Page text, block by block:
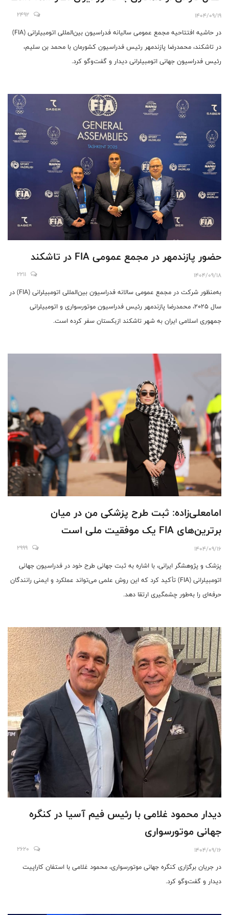
1404/09/19
2492
در حاشیه افتتاحیه مجمع عمومی سالیانه فدراسیون بین‌المللی اتومبیلرانی (FIA)
در تاشکند، محمدرضا پازندمهر رئیس فدراسیون کشورمان با محمد بن سلیم،
رئیس فدراسیون جهانی اتومبیلرانی دیدار و گفت‌وگو کرد.
حضور پازندمهر در مجمع عمومی FIA در تاشکند
1404/09/18
2211
به‌منظور شرکت در مجمع عمومی سالانه فدراسیون بین‌المللی اتومبیلرانی (FIA) در
سال ۲۰۲۵، محمدرضا پازندمهر رئیس فدراسیون موتورسواری و اتومبیلرانی
جمهوری اسلامی ایران به شهر تاشکند ازبکستان سفر کرده است.
امامعلی‌زاده: ثبت طرح پزشکی من در میان
برترین‌های FIA یک موفقیت ملی است
1404/09/16
2999
پزشک‌ و پژوهشگر ایرانی، با اشاره به ثبت جهانی طرح خود در فدراسیون جهانی
اتومبیلرانی (FIA) تأکید کرد که این روش علمی می‌تواند عملکرد و ایمنی رانندگان
حرفه‌ای را به‌طور چشمگیری ارتقا دهد.
دیدار محمود غلامی با رئیس فیم آسیا در کنگره
جهانی موتورسواری
1404/09/16
2620
در جریان برگزاری کنگره جهانی موتورسواری، محمود غلامی با استفان کاراپیت
دیدار و گفت‌وگو کرد.